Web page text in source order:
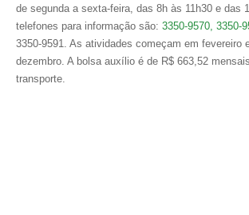
de segunda a sexta-feira, das 8h às 11h30 e das
telefones para informação são: 3350-9570, 3350-
3350-9591. As atividades começam em fevereiro
dezembro. A bolsa auxílio é de R$ 663,52
transporte.